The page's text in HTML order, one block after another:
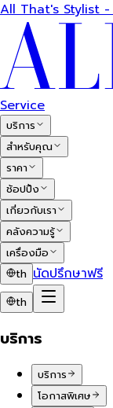
All That's Stylist -
Service
บริการ
สำหรับคุณ
ราคา
ช้อปปิ้ง
เกี่ยวกับเรา
คลังความรู้
เครื่องมือ
th นัดปรึกษาฟรี
th
บริการ
บริการ
โอกาสพิเศษ